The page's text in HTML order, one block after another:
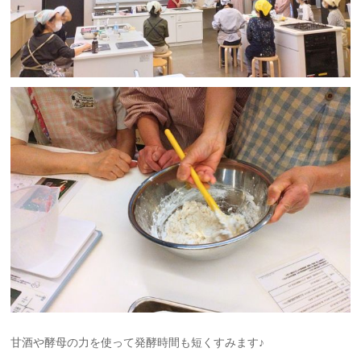
甘酒や酵母の力を使って発酵時間も短くすみます♪